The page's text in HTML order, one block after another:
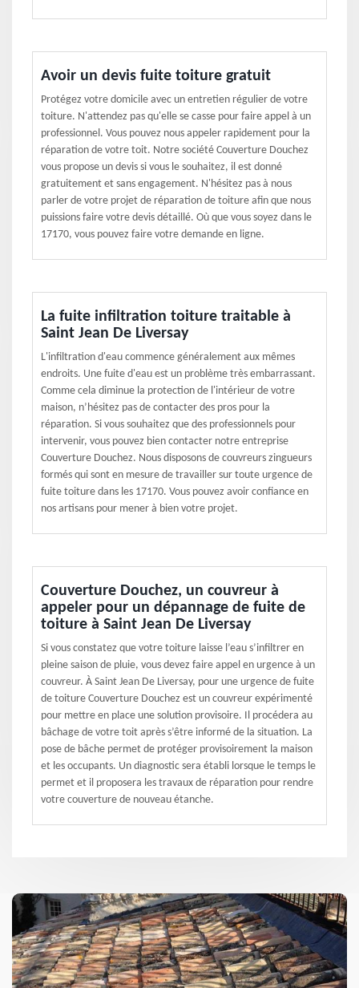
Avoir un devis fuite toiture gratuit
Protégez votre domicile avec un entretien régulier de votre
toiture. N'attendez pas qu'elle se casse pour faire appel à un
professionnel. Vous pouvez nous appeler rapidement pour la
réparation de votre toit. Notre société Couverture Douchez
vous propose un devis si vous le souhaitez, il est donné
gratuitement et sans engagement. N'hésitez pas à nous
parler de votre projet de réparation de toiture afin que nous
puissions faire votre devis détaillé. Où que vous soyez dans le
17170, vous pouvez faire votre demande en ligne.
La fuite infiltration toiture traitable à
Saint Jean De Liversay
L'infiltration d'eau commence généralement aux mêmes
endroits. Une fuite d'eau est un problème très embarrassant.
Comme cela diminue la protection de l'intérieur de votre
maison, n’hésitez pas de contacter des pros pour la
réparation. Si vous souhaitez que des professionnels pour
intervenir, vous pouvez bien contacter notre entreprise
Couverture Douchez. Nous disposons de couvreurs zingueurs
formés qui sont en mesure de travailler sur toute urgence de
fuite toiture dans les 17170. Vous pouvez avoir confiance en
nos artisans pour mener à bien votre projet.
Couverture Douchez, un couvreur à
appeler pour un dépannage de fuite de
toiture à Saint Jean De Liversay
Si vous constatez que votre toiture laisse l’eau s’infiltrer en
pleine saison de pluie, vous devez faire appel en urgence à un
couvreur. À Saint Jean De Liversay, pour une urgence de fuite
de toiture Couverture Douchez est un couvreur expérimenté
pour mettre en place une solution provisoire. Il procédera au
bâchage de votre toit après s’être informé de la situation. La
pose de bâche permet de protéger provisoirement la maison
et les occupants. Un diagnostic sera établi lorsque le temps le
permet et il proposera les travaux de réparation pour rendre
votre couverture de nouveau étanche.